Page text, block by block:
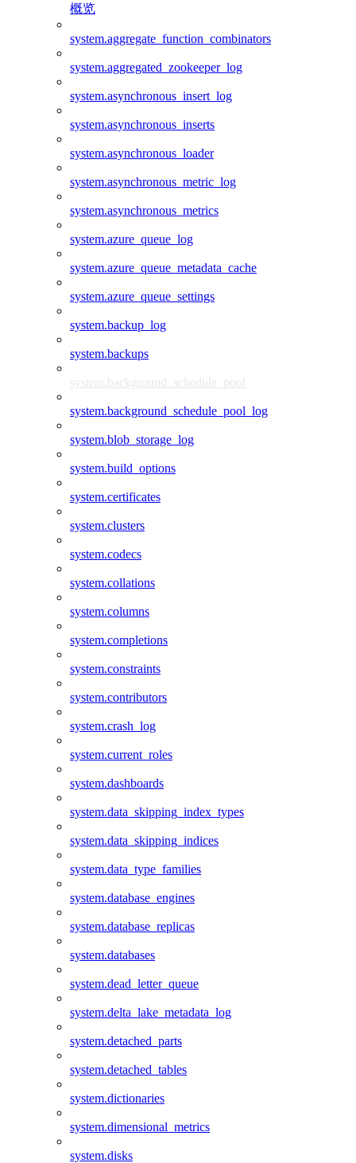
概览
system.aggregate_function_combinators
system.aggregated_zookeeper_log
system.asynchronous_insert_log
system.asynchronous_inserts
system.asynchronous_loader
system.asynchronous_metric_log
system.asynchronous_metrics
system.azure_queue_log
system.azure_queue_metadata_cache
system.azure_queue_settings
system.backup_log
system.backups
system.background_schedule_pool
system.background_schedule_pool_log
system.blob_storage_log
system.build_options
system.certificates
system.clusters
system.codecs
system.collations
system.columns
system.completions
system.constraints
system.contributors
system.crash_log
system.current_roles
system.dashboards
system.data_skipping_index_types
system.data_skipping_indices
system.data_type_families
system.database_engines
system.database_replicas
system.databases
system.dead_letter_queue
system.delta_lake_metadata_log
system.detached_parts
system.detached_tables
system.dictionaries
system.dimensional_metrics
system.disks